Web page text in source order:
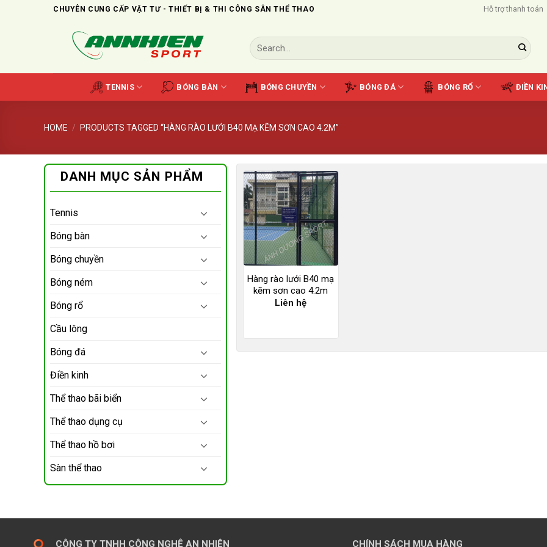
CHUYÊN CUNG CẤP VẬT TƯ - THIẾT BỊ & THI CÔNG SÂN THỂ THAO Hỗ trợ thanh toán
Search
for:
TENNIS BÓNG BÀN BÓNG CHUYỀN BÓNG ĐÁ BÓNG RỔ ĐIỀN
HOME / PRODUCTS TAGGED “HÀNG RÀO LƯỚI B40 MẠ KẼM SƠN CAO 4.2M”
DANH MỤC SẢN PHẨM
Tennis
Bóng bàn
Bóng chuyền
Bóng ném
Bóng rổ
Cầu lông
Bóng đá
Điền kinh
Thể thao bãi biển
Thể thao dụng cụ
Thể thao hồ bơi
Sàn thể thao
Hàng rào lưới B40 mạ
kẽm sơn cao 4.2m
Liên hệ
CÔNG TY TNHH CÔNG NGHỆ AN NHIÊN CHÍNH SÁCH MUA HÀNG